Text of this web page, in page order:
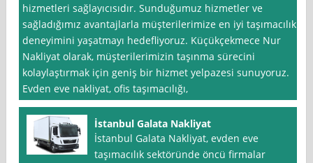
hizmetleri sağlayıcısıdır. Sunduğumuz hizmetler ve
sağladığımız avantajlarla müşterilerimize en iyi taşımacılık
deneyimini yaşatmayı hedefliyoruz. Küçükçekmece Nur
Nakliyat olarak, müşterilerimizin taşınma sürecini
kolaylaştırmak için geniş bir hizmet yelpazesi sunuyoruz.
Evden eve nakliyat, ofis taşımacılığı,
İstanbul Galata Nakliyat
İstanbul Galata Nakliyat, evden eve
taşımacılık sektöründe öncü firmalar